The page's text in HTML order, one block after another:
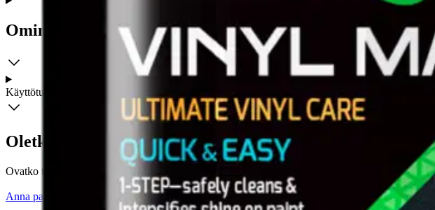
Ominaisuudet
Käyttöturvallisuus
Oletko tyytyväinen tuotetietoihin?
Ovatko tuotetiedot riittävät? Jos tuotetiedoissa on puutteita tai niitä voisi muuten parantaa, anna
Anna palautetta Avautuu uuteen välilehteen